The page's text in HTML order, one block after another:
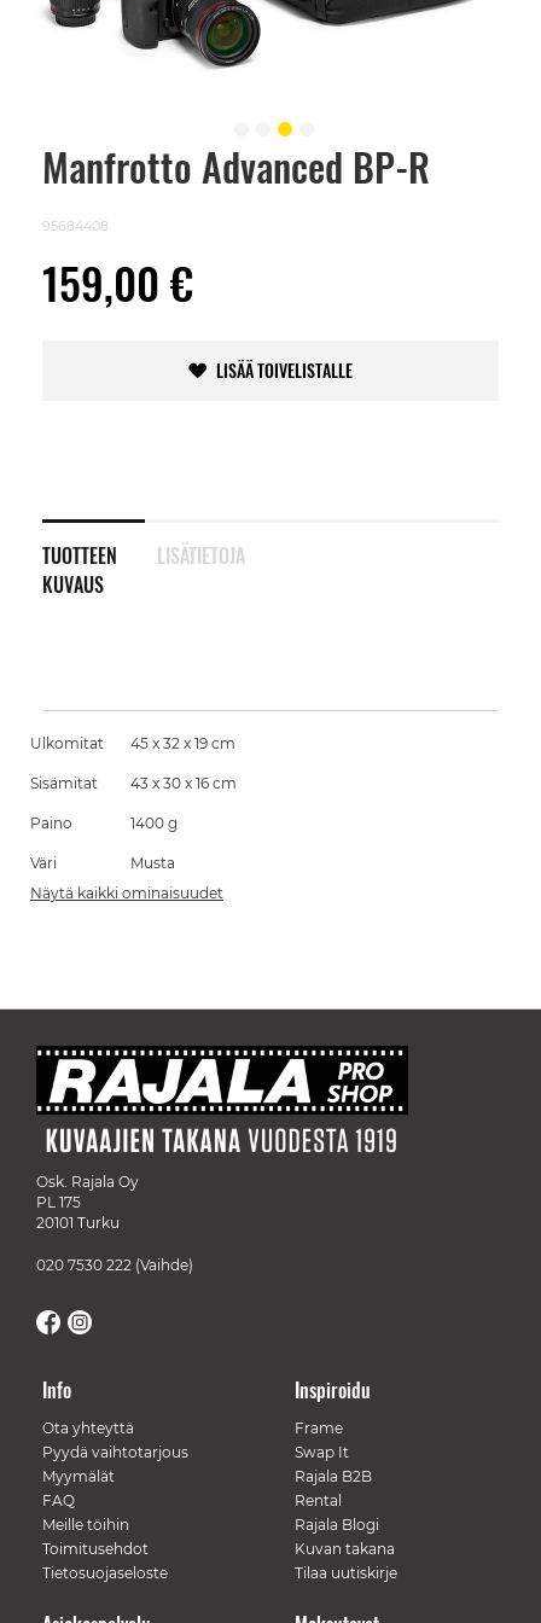
Manfrotto Advanced BP-R
95684408
159,00 €
LISÄÄ TOIVELISTALLE
TUOTTEEN
KUVAUS
LISÄTIETOJA
Skip
images
gallery
Ulkomitat 45 x 32 x 19 cm
Sisämitat 43 x 30 x 16 cm
Paino 1400 g
Väri
Musta
Näytä kaikki ominaisuudet
Osk. Rajala Oy
PL 175
20101 Turku
020 7530 222 (Vaihde)
Info
Ota yhteyttä
Pyydä vaihtotarjous
Myymälät
FAQ
Meille töihin
Toimitusehdot
Tietosuojaseloste
Inspiroidu
Frame
Swap It
Rajala B2B
Rental
Rajala Blogi
Kuvan takana
Tilaa uutiskirje